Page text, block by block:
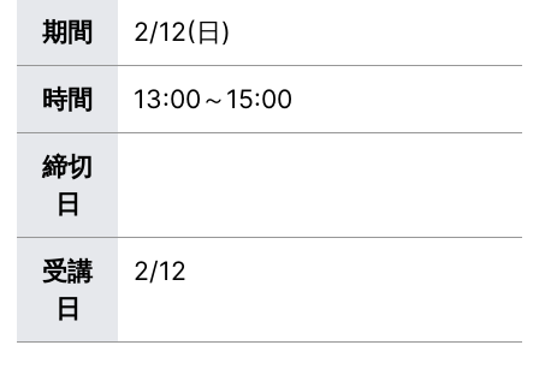
期間 2/12(日)
時間 13:00～15:00
締切
日
受講
日
2/12